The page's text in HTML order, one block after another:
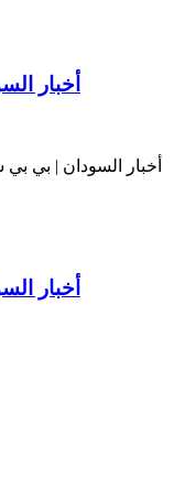
أخبار
أخبار